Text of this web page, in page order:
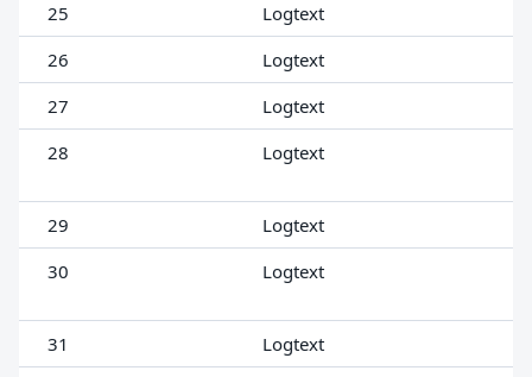
25
Logtext
26
Logtext
27
Logtext
28
Logtext
29
Logtext
30
Logtext
31
Logtext